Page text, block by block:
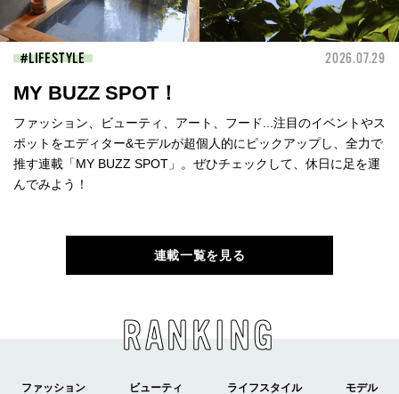
LIFESTYLE 2026.07.29
MY BUZZ SPOT！
ファッション、ビューティ、アート、フード...注目のイベントやス
ポットをエディター&モデルが超個人的にピックアップし、全力で
推す連載「MY BUZZ SPOT」。ぜひチェックして、休日に足を運
んでみよう！
連載一覧を見る
RANKING